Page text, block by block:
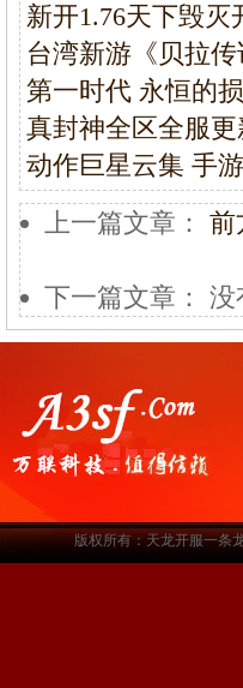
新开1.76天下毁灭
台湾新游《贝拉
第一时代 永恒的
真封神全区全服更
动作巨星云集 手
上一篇文章： 前
下一篇文章： 没
版权所有：天龙开服一条